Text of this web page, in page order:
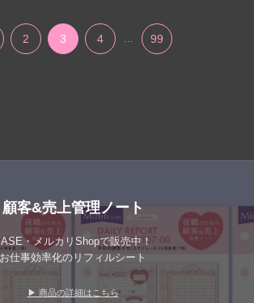
2 3 4 ... 99
顧客&売上管理ノート
・メルカリShopで販売中！
お仕事効率化のリフィルシート
▶ 商品の詳細はこちら